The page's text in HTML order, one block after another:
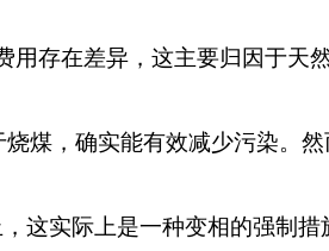
存在差异，这主要归因于天
煤，确实能有效减少污染。
这实际上是一种变相的强制